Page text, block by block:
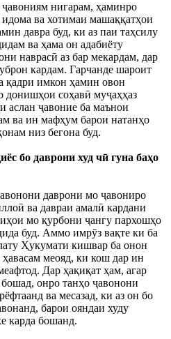
нигарам, ҳаминро
ва хотимаи машаққатҳои
давра буд, ки аз паи таҳсилу
ва ҳама он адабиёту
наврасӣ аз бар мекардам, дар
кардам. Гарчанде шароит
қадри имкон ҳамин овон
донишҳои соҳавӣ муҷаҳҳаз
аслан ҷавоние ба маънои
ва ин мафҳум барои натанҳо
низ бегона буд.
бо даврони худ чӣ гуна баҳо
даврони мо ҷавониро
ва давраи амалӣ кардани
мо қурбони ҷангу пархошҳо
буд. Аммо имрӯз вақте ки ба
Ҳукумати кишвар ба онон
меояд, ки кош дар ин
Дар ҳақиқат ҳам, агар
онро танҳо ҷавонони
ва месазад, ки аз он бо
барои ояндаи худу
карда бошанд.